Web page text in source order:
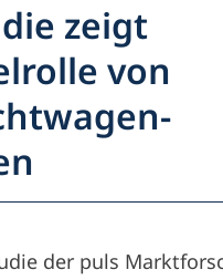
do
e Apoio
proprietários de
zeigt
von
der puls